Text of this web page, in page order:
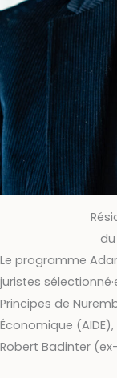
Le programme
juristes
Principes de
Économique
Robert Badinter (ex-